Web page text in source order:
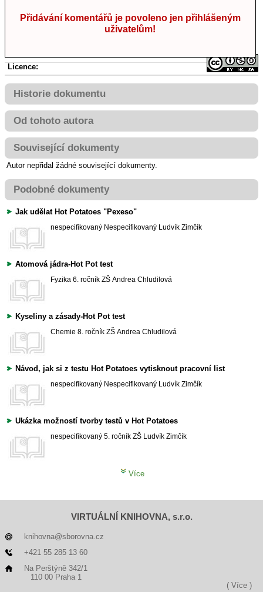
Přidávání komentářů je povoleno jen přihlášeným
uživatelům!
Licence:
Historie dokumentu
Od tohoto autora
Související dokumenty
Autor nepřidal žádné související dokumenty.
Podobné dokumenty
Jak udělat Hot Potatoes "Pexeso"
nespecifikovaný Nespecifikovaný Ludvík Zimčík
Atomová jádra-Hot Pot test
Fyzika 6. ročník ZŠ Andrea Chludilová
Kyseliny a zásady-Hot Pot test
Chemie 8. ročník ZŠ Andrea Chludilová
Návod, jak si z testu Hot Potatoes vytisknout pracovní list
nespecifikovaný Nespecifikovaný Ludvík Zimčík
Ukázka možností tvorby testů v Hot Potatoes
nespecifikovaný 5. ročník ZŠ Ludvík Zimčík
Více
VIRTUÁLNÍ KNIHOVNA, s.r.o.
knihovna@sborovna.cz
+421 55 285 13 60
Na Perštýně 342/1
110 00 Praha 1
( Více )